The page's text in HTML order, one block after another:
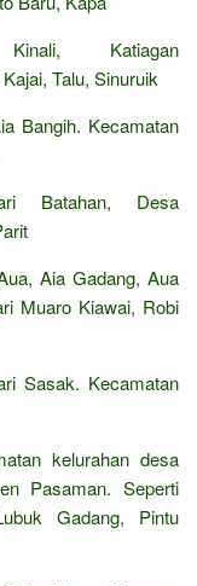
Katiagan
Talu, Sinuruik
Bangih. Kecamatan
Batahan, Desa
Aia Gadang, Aua
Muaro Kiawai, Robi
Sasak. Kecamatan
kelurahan desa
Pasaman. Seperti
Gadang, Pintu